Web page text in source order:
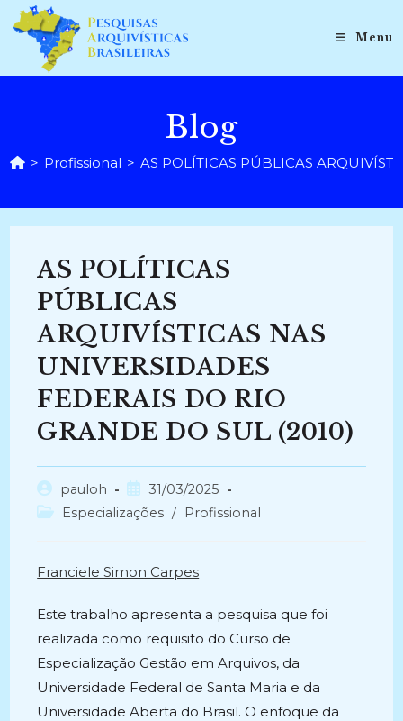
para
conteúdo
Menu
Blog
> Profissional > AS POLÍTICAS PÚBLICAS
AS POLÍTICAS
PÚBLICAS
ARQUIVÍSTICAS NAS
UNIVERSIDADES
FEDERAIS DO RIO
GRANDE DO SUL (2010)
Autor
do
pauloh
Post
publicado:
31/03/2025
Categoria
Especializações / Profissional
Franciele Simon Carpes
Este trabalho apresenta a pesquisa que foi
realizada como requisito do Curso de
Especialização Gestão em Arquivos, da
Universidade Federal de Santa Maria e da
Universidade Aberta do Brasil. O enfoque da